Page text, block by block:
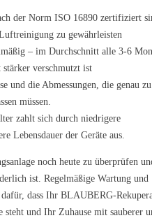
der Norm ISO 16890 zertifiziert
zu gewährleisten
– im Durchschnitt alle 3-6
verschmutzt ist
und die Abmessungen, die genau zu
müssen.
zahlt sich durch niedrigere
Lebensdauer der Geräte aus.
noch heute zu überprüfen
ist. Regelmäßige Wartung und
dass Ihr BLAUBERG-
und Ihr Zuhause mit sauberer